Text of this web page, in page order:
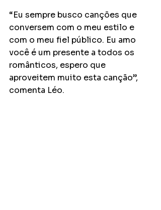
“Eu sempre busco canções que
conversem com o meu estilo e
com o meu fiel público. Eu amo
você é um presente a todos os
românticos, espero que
aproveitem muito esta canção”,
comenta Léo.